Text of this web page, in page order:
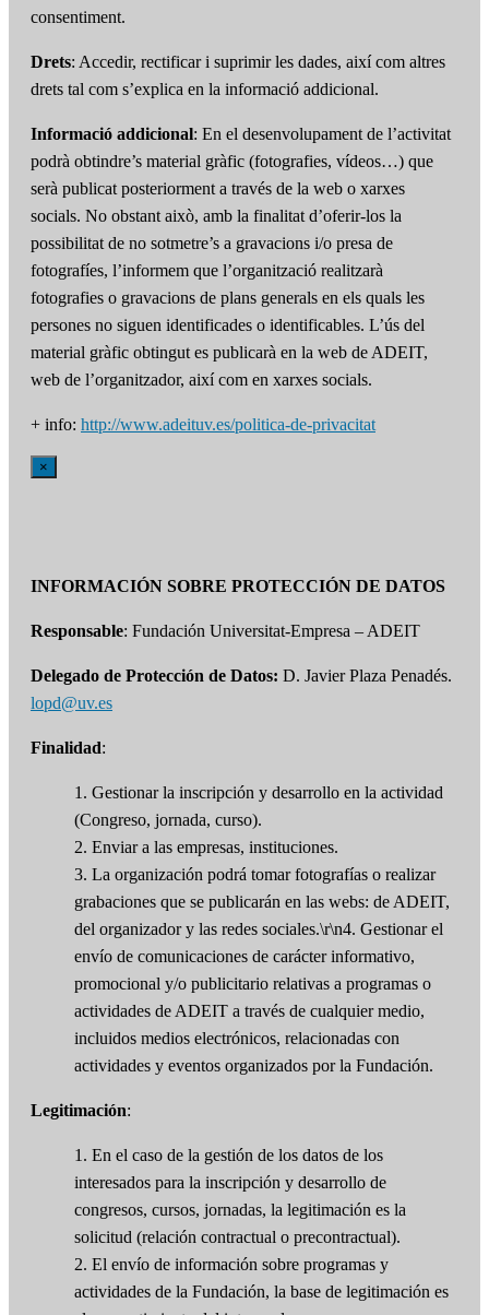
consentiment.
Drets: Accedir, rectificar i suprimir les dades, així com altres
drets tal com s’explica en la informació addicional.
Informació addicional: En el desenvolupament de l’activitat
podrà obtindre’s material gràfic (fotografies, vídeos…) que
serà publicat posteriorment a través de la web o xarxes
socials. No obstant això, amb la finalitat d’oferir-los la
possibilitat de no sotmetre’s a gravacions i/o presa de
fotografíes, l’informem que l’organització realitzarà
fotografies o gravacions de plans generals en els quals les
persones no siguen identificades o identificables. L’ús del
material gràfic obtingut es publicarà en la web de ADEIT,
web de l’organitzador, així com en xarxes socials.
+ info: http://www.adeituv.es/politica-de-privacitat
×
INFORMACIÓN SOBRE PROTECCIÓN DE DATOS
Responsable: Fundación Universitat-Empresa – ADEIT
Delegado de Protección de Datos: D. Javier Plaza Penadés.
lopd@uv.es
Finalidad:
1. Gestionar la inscripción y desarrollo en la actividad
(Congreso, jornada, curso).
2. Enviar a las empresas, instituciones.
3. La organización podrá tomar fotografías o realizar
grabaciones que se publicarán en las webs: de ADEIT,
del organizador y las redes sociales.\r\n4. Gestionar el
envío de comunicaciones de carácter informativo,
promocional y/o publicitario relativas a programas o
actividades de ADEIT a través de cualquier medio,
incluidos medios electrónicos, relacionadas con
actividades y eventos organizados por la Fundación.
Legitimación:
1. En el caso de la gestión de los datos de los
interesados para la inscripción y desarrollo de
congresos, cursos, jornadas, la legitimación es la
solicitud (relación contractual o precontractual).
2. El envío de información sobre programas y
actividades de la Fundación, la base de legitimación es